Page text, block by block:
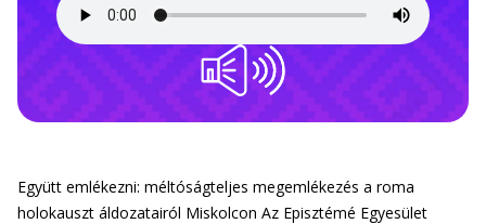
Együtt emlékezni: méltóságteljes megemlékezés a roma
holokauszt áldozatairól Miskolcon Az Episztémé Egyesület